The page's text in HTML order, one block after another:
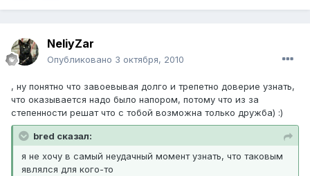
NeliyZar
Опубликовано 3 октября, 2010
, ну понятно что завоевывая долго и трепетно доверие узнать,
что оказывается надо было напором, потому что из за
степенности решат что с тобой возможна только дружба) :)
bred сказал:
я не хочу в самый неудачный момент узнать, что таковым
являлся для кого-то